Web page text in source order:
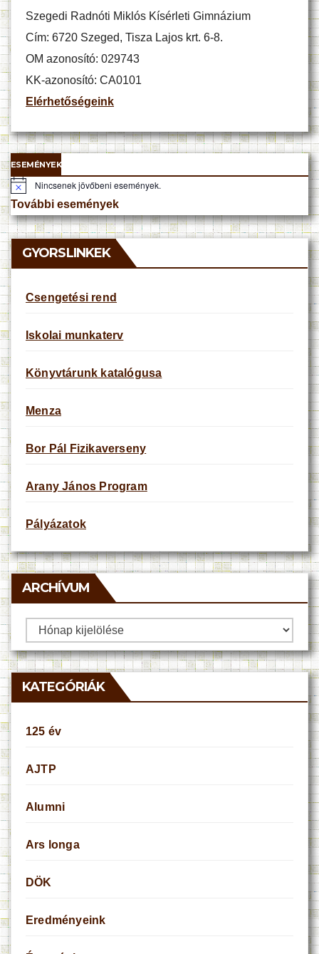
Szegedi Radnóti Miklós Kísérleti Gimnázium
Cím: 6720 Szeged, Tisza Lajos krt. 6-8.
OM azonosító: 029743
KK-azonosító: CA0101
Elérhetőségeink
ESEMÉNYEK
N
o
t
i
c
e
Nincsenek jövőbeni események.
További események
GYORSLINKEK
Csengetési rend
Iskolai munkaterv
Könyvtárunk katalógusa
Menza
Bor Pál Fizikaverseny
Arany János Program
Pályázatok
ARCHÍVUM
Archívum
KATEGÓRIÁK
125 év
AJTP
Alumni
Ars longa
DÖK
Eredményeink